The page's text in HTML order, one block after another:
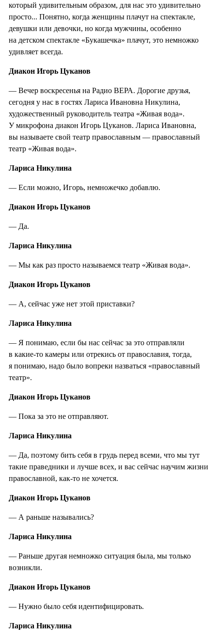
который удивительным образом, для нас это удивительно
просто... Понятно, когда женщины плачут на спектакле,
девушки или девочки, но когда мужчины, особенно
на детском спектакле «Букашечка» плачут, это немножко
удивляет всегда.
Диакон Игорь Цуканов
— Вечер воскресенья на Радио ВЕРА. Дорогие друзья,
сегодня у нас в гостях Лариса Ивановна Никулина,
художественный руководитель театра «Живая вода».
У микрофона диакон Игорь Цуканов. Лариса Ивановна,
вы называете свой театр православным — православный
театр «Живая вода».
Лариса Никулина
— Если можно, Игорь, немножечко добавлю.
Диакон Игорь Цуканов
— Да.
Лариса Никулина
— Мы как раз просто называемся театр «Живая вода».
Диакон Игорь Цуканов
— А, сейчас уже нет этой приставки?
Лариса Никулина
— Я понимаю, если бы нас сейчас за это отправляли
в какие-то камеры или отрекись от православия, тогда,
я понимаю, надо было вопреки назваться «православный
театр».
Диакон Игорь Цуканов
— Пока за это не отправляют.
Лариса Никулина
— Да, поэтому бить себя в грудь перед всеми, что мы тут
такие праведники и лучше всех, и вас сейчас научим жизни
православной, как-то не хочется.
Диакон Игорь Цуканов
— А раньше назывались?
Лариса Никулина
— Раньше другая немножко ситуация была, мы только
возникли.
Диакон Игорь Цуканов
— Нужно было себя идентифицировать.
Лариса Никулина